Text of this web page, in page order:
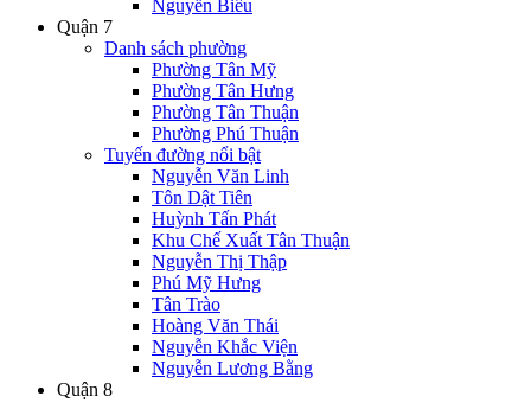
Nguyễn Biểu
Quận 7
Danh sách phường
Phường Tân Mỹ
Phường Tân Hưng
Phường Tân Thuận
Phường Phú Thuận
Tuyến đường nổi bật
Nguyễn Văn Linh
Tôn Dật Tiên
Huỳnh Tấn Phát
Khu Chế Xuất Tân Thuận
Nguyễn Thị Thập
Phú Mỹ Hưng
Tân Trào
Hoàng Văn Thái
Nguyễn Khắc Viện
Nguyễn Lương Bằng
Quận 8